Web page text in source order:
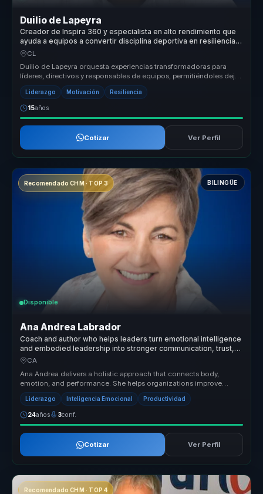
Duilio de Lapeyra
Creador de Inspira 360 y especialista en alto rendimiento que
ayuda a equipos a convertir disciplina deportiva en resiliencia,
motivación y resultados.
CL
Duilio de Lapeyra orquesta experiencias transformadoras para
líderes, directivos y responsables de equipos, permitiéndoles dejar
atrás eq...
Liderazgo Motivación Resiliencia
15años
Cotizar Ver Perfil
Recomendado CHM · TOP 3 BILINGÜE
Disponible
Ana Andrea Labrador
Coach and author who helps leaders turn emotional intelligence
and embodied leadership into stronger communication, trust,
and team performance.
CA
Ana Andrea delivers a holistic approach that connects body,
emotion, and performance. She helps organizations improve
relationships, rais...
Liderazgo Inteligencia Emocional Productividad
24años 3conf.
Cotizar Ver Perfil
Recomendado CHM · TOP 4